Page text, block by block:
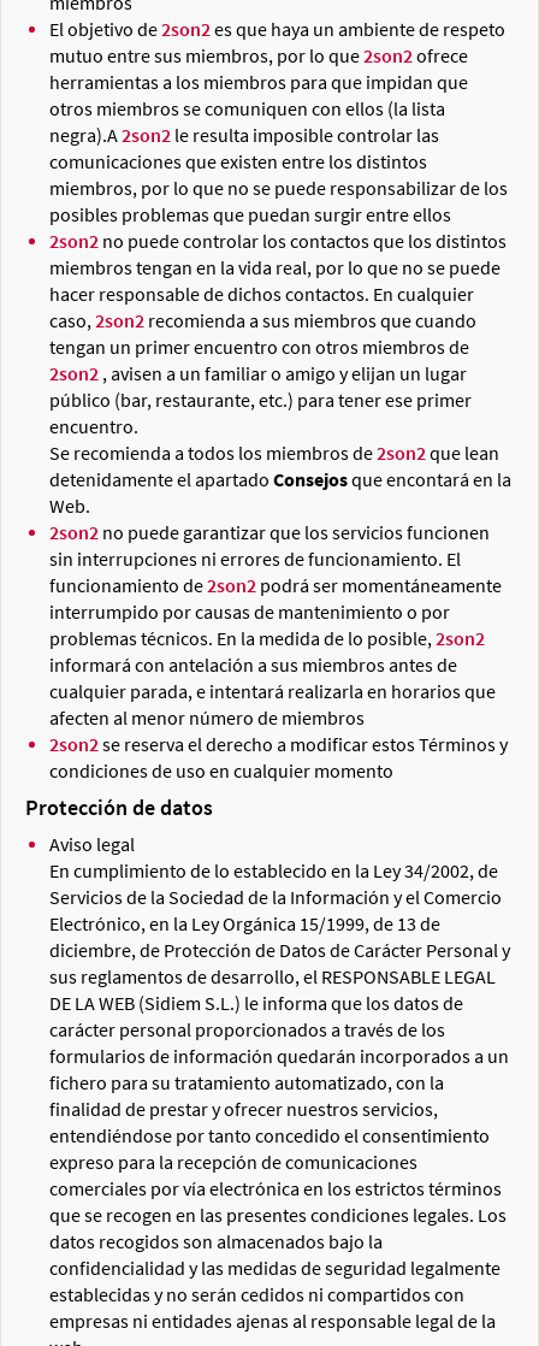
El objetivo de2son2 es que haya un ambiente de respeto
mutuo entre sus miembros, por lo que2son2 ofrece
herramientas a los miembros para que impidan que
otros miembros se comuniquen con ellos (la lista
negra).A2son2 le resulta imposible controlar las
comunicaciones que existen entre los distintos
miembros, por lo que no se puede responsabilizar de los
posibles problemas que puedan surgir entre ellos
2son2 no puede controlar los contactos que los distintos
miembros tengan en la vida real, por lo que no se puede
hacer responsable de dichos contactos. En cualquier
caso, 2son2 recomienda a sus miembros que cuando
tengan un primer encuentro con otros miembros de
2son2 , avisen a un familiar o amigo y elijan un lugar
público (bar, restaurante, etc.) para tener ese primer
encuentro.
Se recomienda a todos los miembros de2son2 que lean
detenidamente el apartado Consejosque encontará en la
Web.
2son2 no puede garantizar que los servicios funcionen
sin interrupciones ni errores de funcionamiento. El
funcionamiento de2son2 podrá ser momentáneamente
interrumpido por causas de mantenimiento o por
problemas técnicos. En la medida de lo posible, 2son2
informará con antelación a sus miembros antes de
cualquier parada, e intentará realizarla en horarios que
afecten al menor número de miembros
2son2 se reserva el derecho a modificar estos Términos y
condiciones de uso en cualquier momento
Protección de datos
Aviso legal
En cumplimiento de lo establecido en la Ley 34/2002, de
Servicios de la Sociedad de la Información y el Comercio
Electrónico, en la Ley Orgánica 15/1999, de 13 de
diciembre, de Protección de Datos de Carácter Personal y
sus reglamentos de desarrollo, el RESPONSABLE LEGAL
DE LA WEB (Sidiem S.L.) le informa que los datos de
carácter personal proporcionados a través de los
formularios de información quedarán incorporados a un
fichero para su tratamiento automatizado, con la
finalidad de prestar y ofrecer nuestros servicios,
entendiéndose por tanto concedido el consentimiento
expreso para la recepción de comunicaciones
comerciales por vía electrónica en los estrictos términos
que se recogen en las presentes condiciones legales. Los
datos recogidos son almacenados bajo la
confidencialidad y las medidas de seguridad legalmente
establecidas y no serán cedidos ni compartidos con
empresas ni entidades ajenas al responsable legal de la